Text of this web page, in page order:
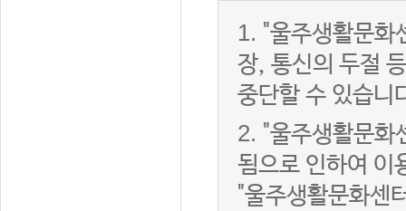
1. "울주생활문화
장, 통신의 두절
중단할 수 있습니
2. "울주생활문화
됨으로 인하여 이
"울주생활문화센